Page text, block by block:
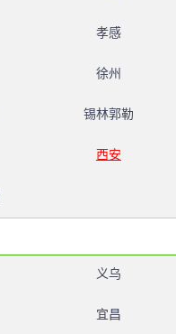
孝感
徐州
锡林郭勒
西安
义乌
宜昌